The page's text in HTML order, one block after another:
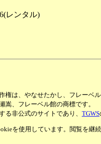
レンタル)
権は、やなせたかし、フレーベ
嵩、フレーベル館の商標です。
る非公式のサイトであり、 TGWS
を使用しています。閲覧を継